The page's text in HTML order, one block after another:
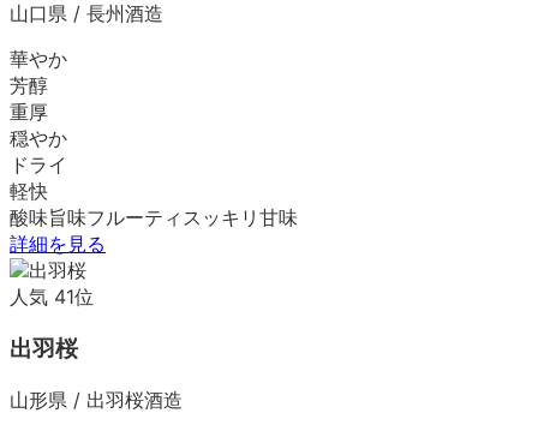
山口県 / 長州酒造
華やか
芳醇
重厚
穏やか
ドライ
軽快
酸味旨味フルーティ スッキリ 甘味
詳細を見る
人気 41位
出羽桜
山形県 / 出羽桜酒造